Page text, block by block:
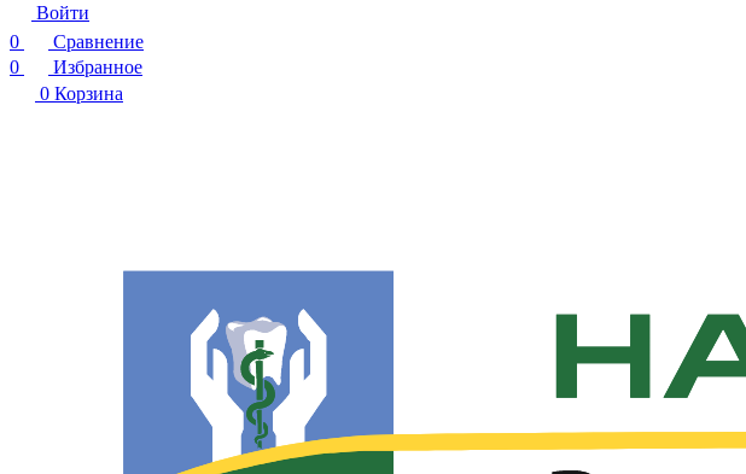
Войти
0
Сравнение
0
Избранное
0 Корзина